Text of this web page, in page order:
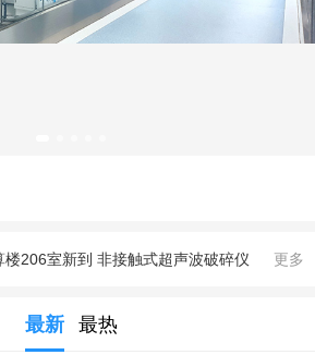
楼206室新到 非接触式超声波破碎仪
更多
最新 最热